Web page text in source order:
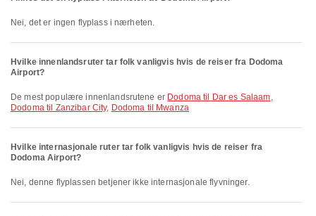
Nei, det er ingen flyplass i nærheten.
Hvilke innenlandsruter tar folk vanligvis hvis de reiser fra Dodoma
Airport?
De mest populære innenlandsrutene er Dodoma til Dar es Salaam,
Dodoma til Zanzibar City, Dodoma til Mwanza
Hvilke internasjonale ruter tar folk vanligvis hvis de reiser fra
Dodoma Airport?
Nei, denne flyplassen betjener ikke internasjonale flyvninger.